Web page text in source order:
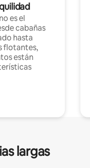
es el
cabañas
hasta
flotantes,
están
largas